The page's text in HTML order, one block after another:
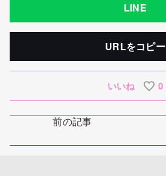
LINE
URLをコピー
いいね 0
前の記事